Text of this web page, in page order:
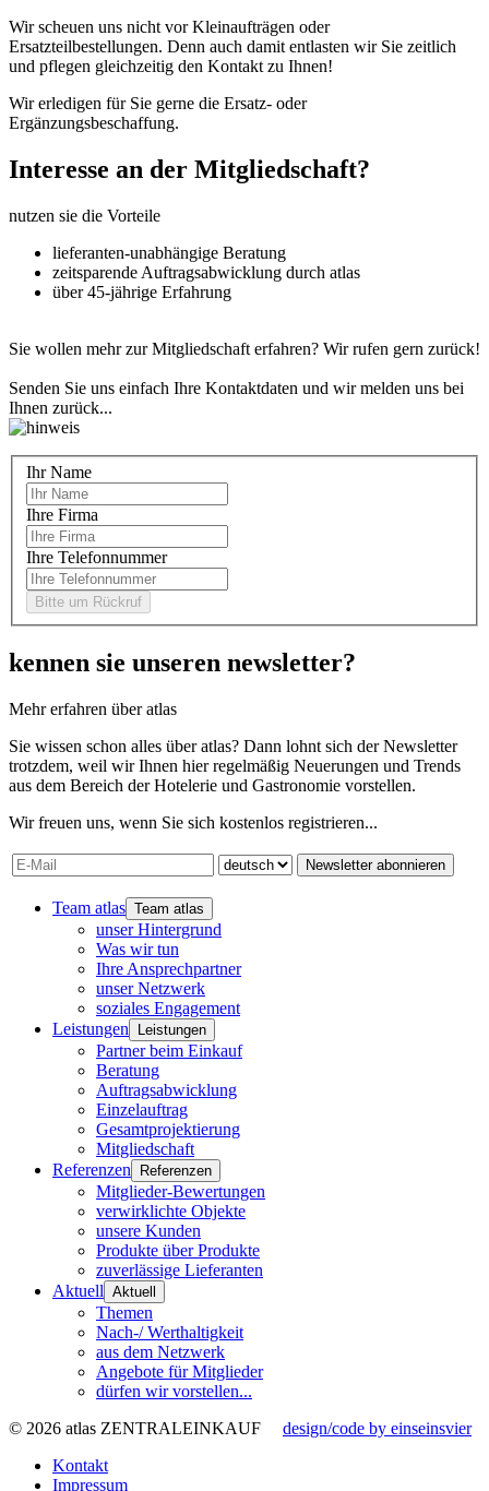
Wir scheuen uns nicht vor Kleinaufträgen oder
Ersatzteilbestellungen. Denn auch damit entlasten wir Sie zeitlich
und pflegen gleichzeitig den Kontakt zu Ihnen!
Wir erledigen für Sie gerne die Ersatz- oder
Ergänzungsbeschaffung.
Interesse an der Mitgliedschaft?
nutzen sie die Vorteile
lieferanten-unabhängige Beratung
zeitsparende Auftragsabwicklung durch atlas
über 45-jährige Erfahrung
Sie wollen mehr zur Mitgliedschaft erfahren? Wir rufen gern zurück!
Senden Sie uns einfach Ihre Kontaktdaten und wir melden uns bei
Ihnen zurück...
Ihr Name
Ihre Firma
Ihre Telefonnummer
kennen sie unseren newsletter?
Mehr erfahren über atlas
Sie wissen schon alles über atlas? Dann lohnt sich der Newsletter
trotzdem, weil wir Ihnen hier regelmäßig Neuerungen und Trends
aus dem Bereich der Hotelerie und Gastronomie vorstellen.
Wir freuen uns, wenn Sie sich kostenlos registrieren...
Newsletter abonnieren
Team atlas Team atlas
unser Hintergrund
Was wir tun
Ihre Ansprechpartner
unser Netzwerk
soziales Engagement
Leistungen
Leistungen
Partner beim Einkauf
Beratung
Auftragsabwicklung
Einzelauftrag
Gesamtprojektierung
Mitgliedschaft
Referenzen
Referenzen
Mitglieder-Bewertungen
verwirklichte Objekte
unsere Kunden
Produkte über Produkte
zuverlässige Lieferanten
Aktuell Aktuell
Themen
Nach-/ Werthaltigkeit
aus dem Netzwerk
Angebote für Mitglieder
dürfen wir vorstellen...
© 2026 atlas ZENTRALEINKAUF design/code by einseinsvier
Kontakt
Impressum